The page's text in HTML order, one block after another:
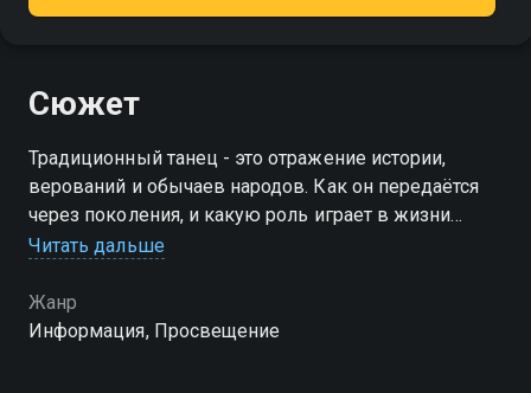
Сюжет
Традиционный танец - это отражение истории,
верований и обычаев народов. Как он передаётся
через поколения, и какую роль играет в жизни
сообщества?
Читать дальше
Жанр
Информация, Просвещение